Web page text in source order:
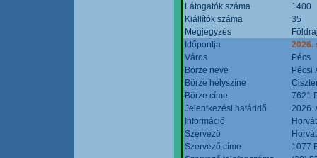
Látogatók száma
1400
Kiállítók száma
35
Megjegyzés
Időpontja
2026.
Város
Pécs
Börze neve
Pécsi
Börze helyszíne
Börze címe
7621
Jelentkezési határidő
2026.
Információ
Szervező
Szervező címe
1077